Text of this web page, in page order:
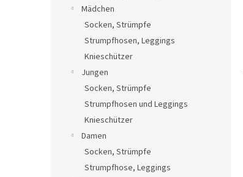
Mädchen
Socken, Strümpfe
Strumpfhosen, Leggings
Knieschützer
Jungen
Socken, Strümpfe
Strumpfhosen und Leggings
Knieschützer
Damen
Socken, Strümpfe
Strumpfhose, Leggings